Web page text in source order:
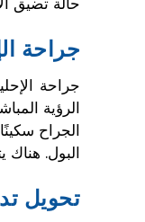
جراحة
جراحة
الرؤية
الجراح
البول. هناك
تحويل